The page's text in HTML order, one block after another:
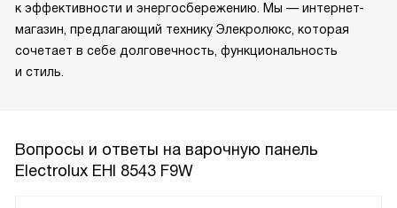
к эффективности и энергосбережению. Мы — интернет-
магазин, предлагающий технику Элекролюкс, которая
сочетает в себе долговечность, функциональность
и стиль.
Вопросы и ответы на варочную панель
Electrolux EHI 8543 F9W